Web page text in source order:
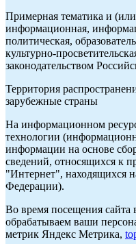
Примерная тематика и
информационная,
политическая,
культурно-
законодательством
Территория
зарубежные страны
На информационном
технологии
информации на основе
сведений, относящихся к
"Интернет", находящихся
Федерации).
Во время посещения сайта
обрабатываем ваши
метрик Яндекс Метрика,